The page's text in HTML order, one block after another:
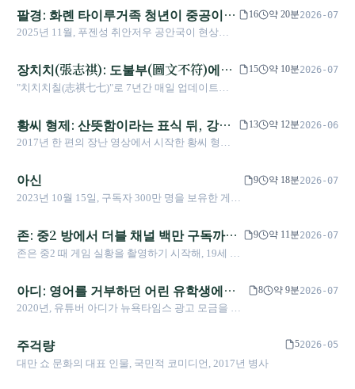
업해, 대만 토크쇼를 코미디 클럽 카미디의 Open
Mic에서 1만 3천 명 규모의 타이베이 아레나까지
회적 감정의 무게를 잘못 계산했다.
신이 사진가로 불린 줄 알고 연락처 이름을 ‘큰 은
인’으로 저장했다. 천쯔하오는 훗날 ‘바로 협찬 광
고 주제로 들어갑니다!’라는 한마디로 창작자들이
만들었고, 기획·연출·연기·편집을 혼자 해내며
154만 구독자를 떠받쳤다. 그러나 그는 고독을 싫
어했고 줄곧 팀을 원했다. 그가 고집해 온 긴 영상
로 그 경주로 위에 놓여 있다.
팔경: 화롄 타이루거족 청년이 중공이
백만 위안 현상금을 걸은 ‘청취 침대 스
2025년 11월, 푸젠성 취안저우 공안국이 현상금
팔경이다. 화롄 신성향에서 출발해 여행 영상으로
수상을 한 타이루거족 청년이 불과 6년 만에 중공
체제에 대한 신랄한 조롱과 ‘반공’ 흐름을 통해 지
수’로 변모하고, 국제 무대에서 중공 통전 내부를
지속적으로 폭로한다.
16 약 20분2026-07
장치치(張志祺): 도불부(圖文不符)에서
치치치칠(志祺七七)까지, 양극화 시대
"치치치칠(志祺七七)"로 7년간 매일 업데이트하
한 사회 이슈를 패키지 영상(懶人包)으로 번역한
다. 그는 양극화 시대에 대만 사회가 여전히 대화
할 수 있는 가능성을 모색하고 있다.
15 약 10분2026-07
황씨 형제: 산뜻함이라는 표식 뒤, 강제
로 펼쳐진 진실과 다정함
2017년 한 편의 장난 영상에서 시작한 황씨 형제
계에서 두각을 나타냈다. 그러나 2020년 한 강제
아웃팅 보도는 백만 구독자의 정점에 있던 이 형
제가 카메라 앞에서 사생활을 해부당하도록 만들
가장 다정한 집단적 응답을 뜻밖에도 그려 냈다.
13 약 12분2026-06
아신
2023년 10월 15일, 구독자 300만 명을 보유한 게임
의 창작 활동을 마무리했다. 《Minecraft》 시리즈
로 유명세를 얻고 11년간 매일 끊임없이 영상을 올
리는 "일일 업데이드(日更)"의 신화를 세운 이 크리
거에 사람답게 살지 못했다고 고백했다. 이는 최고
의 크리에이터들이 알고리즘과 자신의 삶 사이에
9 약 18분2026-07
존: 중2 방에서 더블 채널 백만 구독까지,
한 유튜버의 성인 기록
존은 중2 때 게임 실황을 촬영하기 시작해, 19세 때
고, 이후 부 채널도 백만 구독을 돌파했다. 14년간
의 데이터를 통해 그가 창작의 부담, 가족의 폭풍,
그리고 광고 실수를 어떻게 마주하며 서서히 성인
9 약 11분2026-07
아디: 영어를 거부하던 어린 유학생에서
대만 유튜브계의 "이장"으로
2020년, 유튜버 아디가 뉴욕타임스 광고 모금을 주
진단 사실을 공개하며 인생의 나락을 당당히 마주했
다. 싱가포르에서의 영어 입문부터 크리에이터 협회
설립까지, 아디는 단순한 지식형 인플루언서를 넘어
8 약 9분2026-07
주걱량
대만 쇼 문화의 대표 인물, 국민적 코미디언, 2017년 병사
52026-05